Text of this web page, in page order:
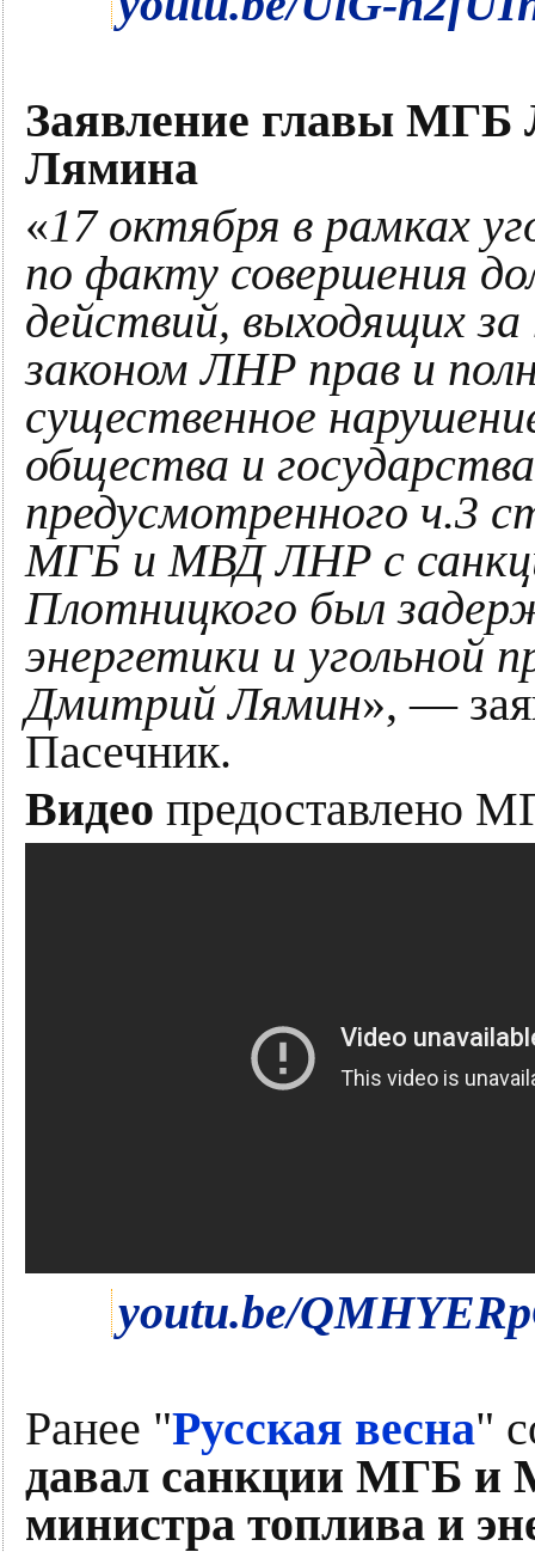
Заявление главы МГБ
Лямина
«17 октября в рамках
по факту совершения
действий, выходящих
законом ЛНР прав и
существенное
общества и
предусмотренного ч.3
МГБ и МВД ЛНР с
Плотницкого был
энергетики и
Дмитрий Лямин», —
Пасечник.
Видео предоставлено
youtu.be/
Ранее "Русская весна"
давал санкции МГБ и
министра топлива и